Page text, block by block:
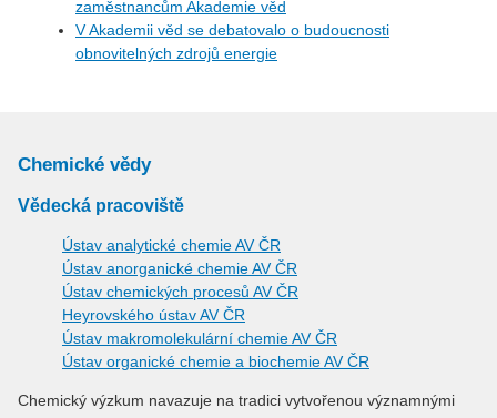
zaměstnancům Akademie věd
V Akademii věd se debatovalo o budoucnosti
obnovitelných zdrojů energie
Chemické vědy
Vědecká pracoviště
Ústav analytické chemie AV ČR
Ústav anorganické chemie AV ČR
Ústav chemických procesů AV ČR
Heyrovského ústav AV ČR
Ústav makromolekulární chemie AV ČR
Ústav organické chemie a biochemie AV ČR
Chemický výzkum navazuje na tradici vytvořenou významnými